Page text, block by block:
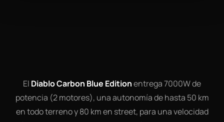
El Diablo Carbon Blue Editionentrega 7000W de
potencia (2 motores), una autonomía de hasta 50 km
en todo terreno y 80 km en street, para una velocidad